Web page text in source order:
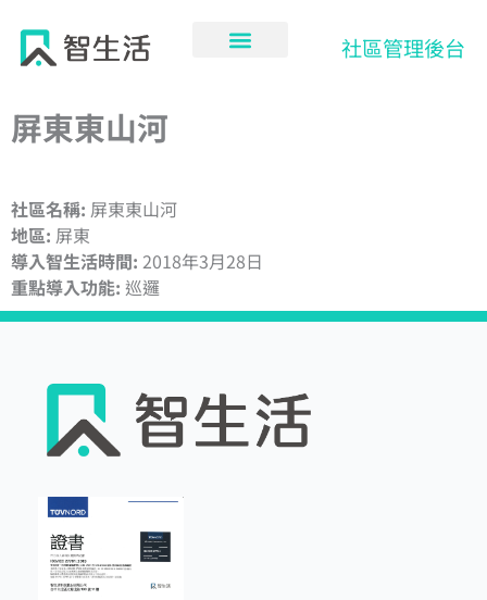
內
容
社區管理後台
屏東東山河
社區名稱: 屏東東山河
地區: 屏東
導入智生活時間: 2018年3月28日
重點導入功能: 巡邏